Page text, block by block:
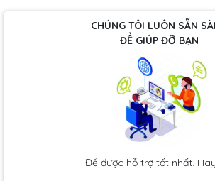
CHÚNG TÔI LUÔN SẴN
ĐỂ GIÚP ĐỠ BẠN
Để được hỗ trợ tốt nhất.